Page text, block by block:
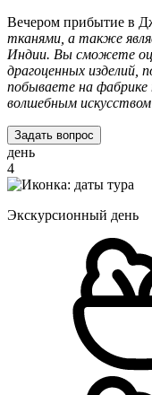
Вечером прибытие в
тканями, а также
Индии. Вы сможете
драгоценных изделий,
побываете на фабрике
волшебным
Задать вопрос
день
4
Экскурсионный день